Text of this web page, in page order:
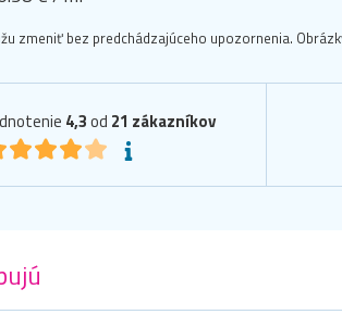
zmeniť bez predchádzajúceho upozornenia.
4,3od 21 zákazníkov